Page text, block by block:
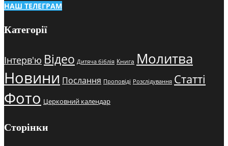
НАШ ТЕЛЕГРАМ
Категорії
Інтерв'ю Відео Дитяча біблія Книга Молитва
Новини Послання Проповіді Розслідування Статті
Фото Церковний календар
Сторінки